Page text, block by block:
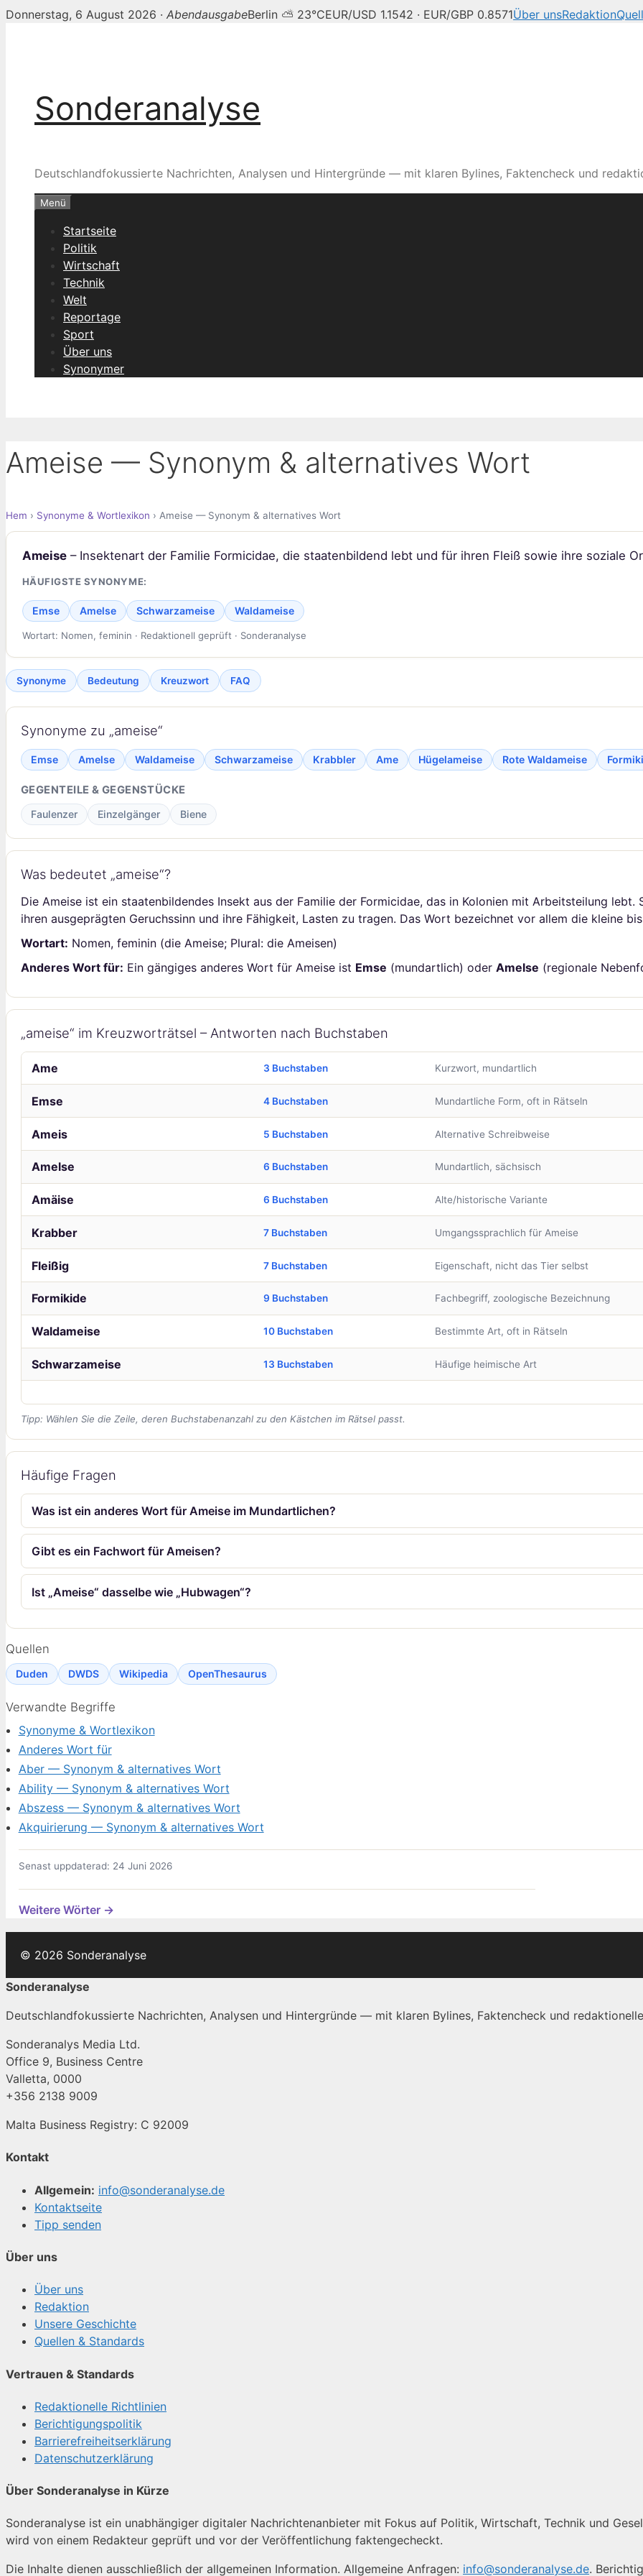
Donnerstag, 6 August 2026 · AbendausgabeBerlin ⛅ 23°CEUR/USD 1.1542 · EUR/GBP 0.8571Über unsRedaktion
Sonderanalyse
Deutschlandfokussierte Nachrichten, Analysen und Hintergründe — mit klaren Bylines, Faktencheck und
Menü
Startseite
Politik
Wirtschaft
Technik
Welt
Reportage
Sport
Über uns
Synonymer
Ameise — Synonym & alternatives Wort
Hem › Synonyme & Wortlexikon › Ameise — Synonym & alternatives Wort
Ameise– Insektenart der Familie Formicidae, die staatenbildend lebt und für ihren Fleiß sowie ihre soziale
HÄUFIGSTE SYNONYME:
Emse Amelse Schwarzameise Waldameise
Wortart: Nomen, feminin · Redaktionell geprüft · Sonderanalyse
Synonyme Bedeutung Kreuzwort FAQ
Synonyme zu „ameise“
Emse Amelse Waldameise Schwarzameise Krabbler Ame Hügelameise Rote Waldameise
GEGENTEILE & GEGENSTÜCKE
Faulenzer Einzelgänger Biene
Was bedeutet „ameise“?
Die Ameise ist ein staatenbildendes Insekt aus der Familie der Formicidae, das in Kolonien mit Arbeitsteilung lebt.
ihren ausgeprägten Geruchssinn und ihre Fähigkeit, Lasten zu tragen. Das Wort bezeichnet vor allem die kleine
Wortart: Nomen, feminin (die Ameise; Plural: die Ameisen)
Anderes Wort für: Ein gängiges anderes Wort für Ameise ist Emse (mundartlich) oder Amelse (regionale
„ameise“ im Kreuzworträtsel – Antworten nach Buchstaben
Ame 3 Buchstaben Kurzwort, mundartlich
Emse 4 Buchstaben Mundartliche Form, oft in Rätseln
Ameis 5 Buchstaben Alternative Schreibweise
Amelse 6 Buchstaben Mundartlich, sächsisch
Amäise 6 Buchstaben Alte/historische Variante
Krabber 7 Buchstaben Umgangssprachlich für Ameise
Fleißig 7 Buchstaben Eigenschaft, nicht das Tier selbst
Formikide 9 Buchstaben Fachbegriff, zoologische Bezeichnung
Waldameise 10 Buchstaben Bestimmte Art, oft in Rätseln
Schwarzameise 13 Buchstaben Häufige heimische Art
Tipp: Wählen Sie die Zeile, deren Buchstabenanzahl zu den Kästchen im Rätsel passt.
Häufige Fragen
Was ist ein anderes Wort für Ameise im Mundartlichen?
Gibt es ein Fachwort für Ameisen?
Ist „Ameise“ dasselbe wie „Hubwagen“?
Quellen
Duden DWDS Wikipedia OpenThesaurus
Verwandte Begriffe
Synonyme & Wortlexikon
Anderes Wort für
Aber — Synonym & alternatives Wort
Ability — Synonym & alternatives Wort
Abszess — Synonym & alternatives Wort
Akquirierung — Synonym & alternatives Wort
Senast uppdaterad: 24 Juni 2026
Weitere Wörter →
© 2026 Sonderanalyse
Sonderanalyse
Deutschlandfokussierte Nachrichten, Analysen und Hintergründe — mit klaren Bylines, Faktencheck und
Sonderanalys Media Ltd.
Office 9, Business Centre
Valletta, 0000
+356 2138 9009
Malta Business Registry: C 92009
Kontakt
Allgemein: info@sonderanalyse.de
Kontaktseite
Tipp senden
Über uns
Über uns
Redaktion
Unsere Geschichte
Quellen & Standards
Vertrauen & Standards
Redaktionelle Richtlinien
Berichtigungspolitik
Barrierefreiheitserklärung
Datenschutzerklärung
Über Sonderanalyse in Kürze
Sonderanalyse ist ein unabhängiger digitaler Nachrichtenanbieter mit Fokus auf Politik, Wirtschaft, Technik und
wird von einem Redakteur geprüft und vor der Veröffentlichung faktengecheckt.
Die Inhalte dienen ausschließlich der allgemeinen Information. Allgemeine Anfragen: info@sonderanalyse.de.